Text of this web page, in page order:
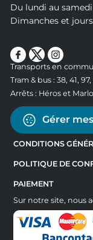
Du lundi au
Dimanches et
Transports en
Tram & bus : 38, 41,
Arrêts : Héros et
Gérer
CONDITIONS
POLITIQUE DE
PAIEMENT
Sur notre site, nous